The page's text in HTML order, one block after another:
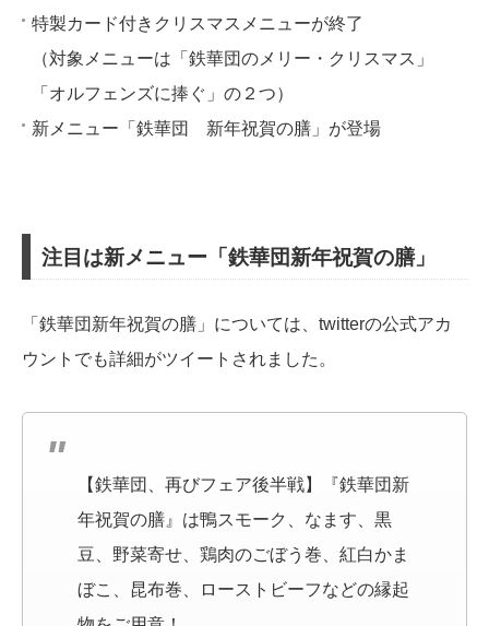
特製カード付きクリスマスメニューが終了
（対象メニューは「鉄華団のメリー・クリスマス」
「オルフェンズに捧ぐ」の２つ）
新メニュー「鉄華団 新年祝賀の膳」が登場
注目は新メニュー「鉄華団新年祝賀の膳」
「鉄華団新年祝賀の膳」については、twitterの公式アカ
ウントでも詳細がツイートされました。
【鉄華団、再びフェア後半戦】『鉄華団新
年祝賀の膳』は鴨スモーク、なます、黒
豆、野菜寄せ、鶏肉のごぼう巻、紅白かま
ぼこ、昆布巻、ローストビーフなどの縁起